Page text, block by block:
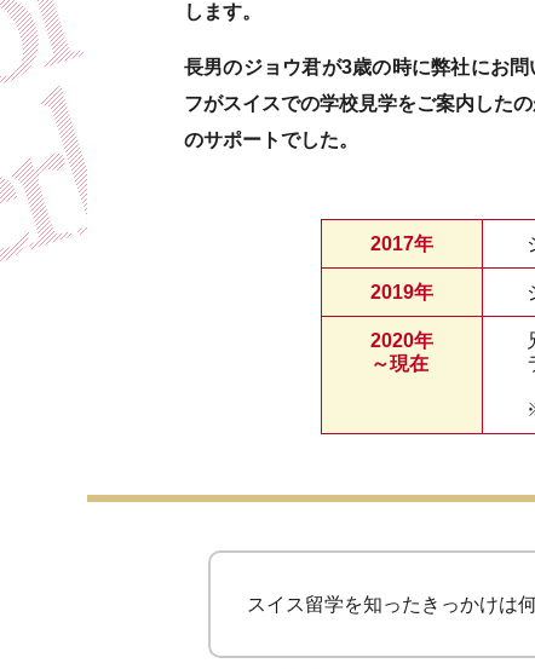
します。
長男のジョウ君が3歳の時に弊社にお
フがスイスでの学校見学をご案内した
のサポートでした。
2017年
2019年
2020年
～現在
スイス留学を知ったきっかけは